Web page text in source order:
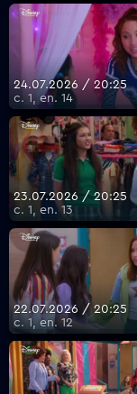
24.07.2026 / 20:25
с. 1, еп. 14
23.07.2026 / 20:25
с. 1, еп. 13
22.07.2026 / 20:25
с. 1, еп. 12